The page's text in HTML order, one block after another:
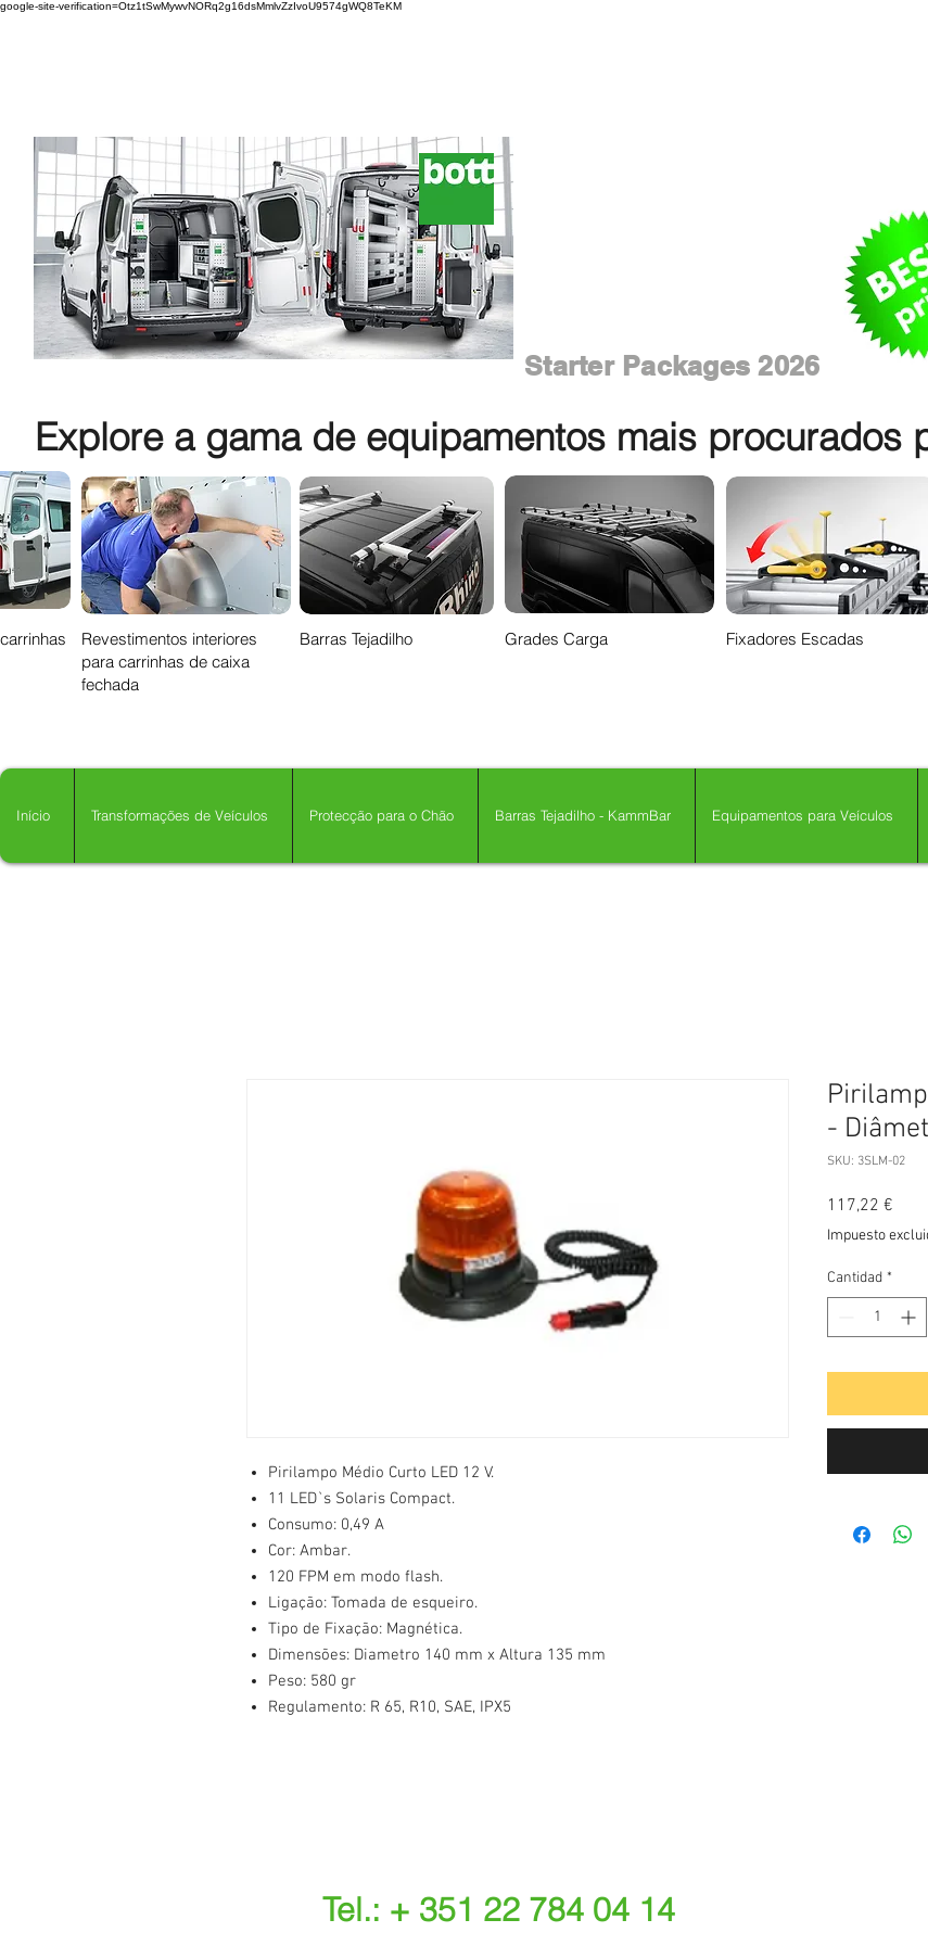
google-site-verification=Otz1tSwMywvNORq2g16dsMmlvZzIvoU9574gWQ8TeKM
Starter Packages 2026
Explore a gama de equipamentos mais procurados
Revestimentos interiores
para carrinhas de caixa
fechada
Barras Tejadilho Grades Carga Fixadores Escadas
Início Transformações de Veículos Protecção para o Chão Barras Tejadilho - KammBar Equipamentos para Veículos
Pirilampo Médio Curto LED 12 V.
11 LED`s Solaris Compact.
Consumo: 0,49 A
Cor: Ambar.
120 FPM em modo flash.
Ligação: Tomada de esqueiro.
Tipo de Fixação: Magnética.
Dimensões: Diametro 140 mm x Altura 135 mm
Peso: 580 gr
Regulamento: R 65, R10, SAE, IPX5
-
SKU: 3SLM-02
117,22 €
Impuesto
Cantidad *
Tel.: + 351 22 784 04 14